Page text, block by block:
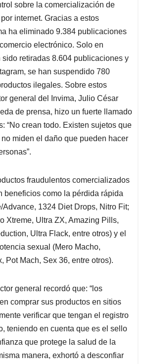
sobre la comercialización de
internet. Gracias a estos
ha eliminado 9.384 publicaciones
electrónico. Solo en
sido retiradas 8.604 publicaciones y
se han suspendido 780
ilegales. Sobre estos
general del Invima, Julio César
de prensa, hizo un fuerte llamado
“No crean todo. Existen sujetos que
miden el daño que pueden hacer
fraudulentos comercializados
beneficios como la pérdida rápida
1324 Diet Drops, Nitro Fit;
Xtreme, Ultra ZX, Amazing Pills,
Ultra Flack, entre otros) y el
sexual (Mero Macho,
Pot Mach, Sex 36, entre otros).
general recordó que: “los
comprar sus productos en sitios
verificar que tengan el registro
teniendo en cuenta que es el sello
que protege la salud de la
manera, exhortó a desconfiar